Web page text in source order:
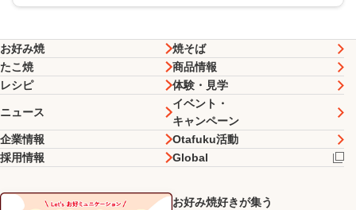
お好み焼
焼そば
たこ焼
商品情報
レシピ
体験・見学
ニュース
イベント・
キャンペーン
企業情報
Otafuku活動
採用情報
Global
お好み焼好きが集う